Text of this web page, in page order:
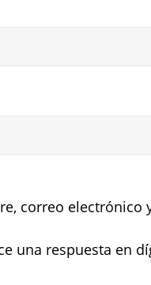
correo electrónico
una respuesta en